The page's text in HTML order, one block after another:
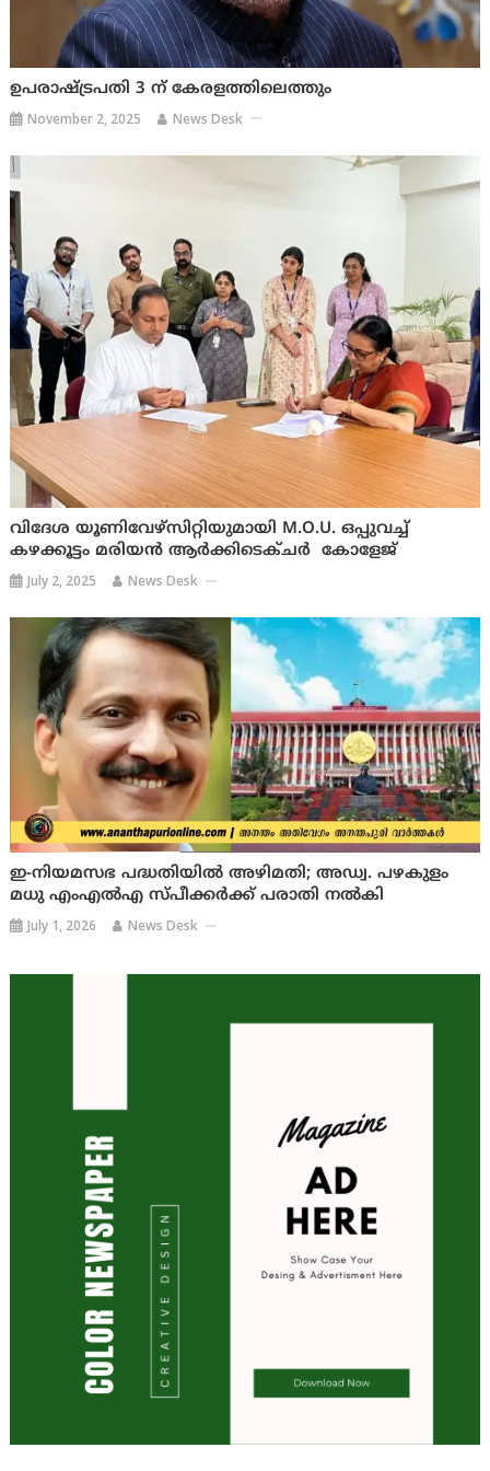
ഉപരാഷ്ട്രപതി 3 ന് കേരളത്തിലെത്തും
November 2, 2025 News Desk
വിദേശ യൂണിവേഴ്സിറ്റിയുമായി M.O.U. ഒപ്പുവച്ച്
കഴക്കൂട്ടം മരിയൻ ആർക്കിടെക്‌ചർ കോളേജ്
July 2, 2025 News Desk
ഇ-നിയമസഭ പദ്ധതിയിൽ അഴിമതി; അഡ്വ. പഴകുളം
മധു എംഎൽഎ സ്പീക്കർക്ക് പരാതി നൽകി
July 1, 2026 News Desk